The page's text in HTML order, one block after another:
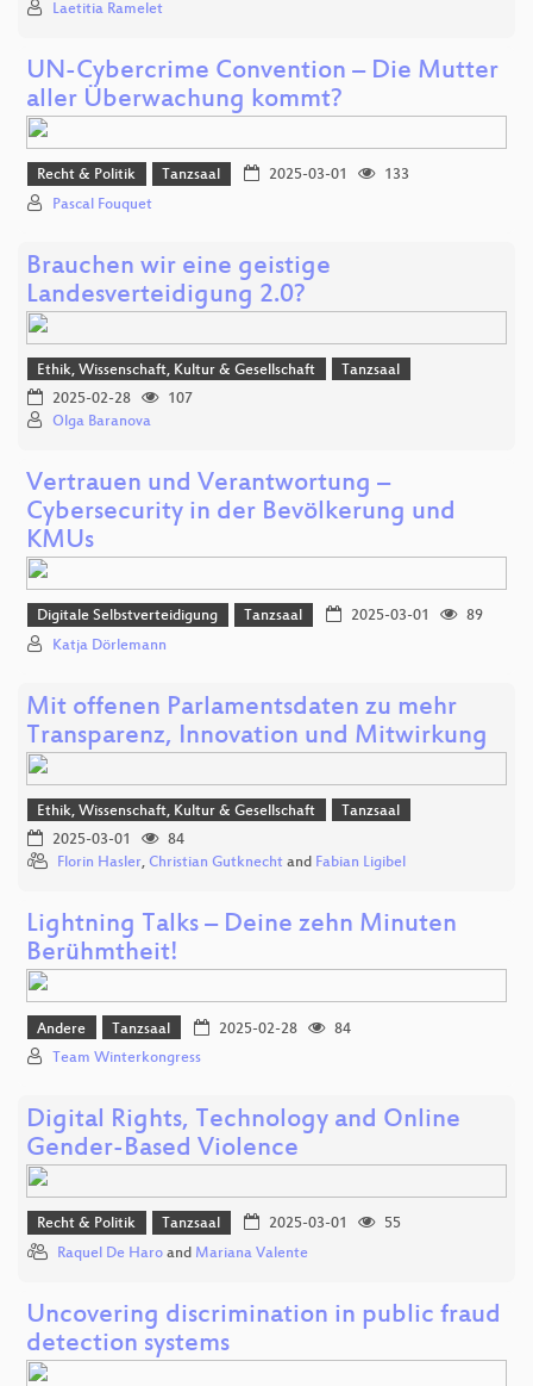
Laetitia Ramelet
UN-Cybercrime Convention – Die Mutter
aller Überwachung kommt?
Recht & Politik Tanzsaal 2025-03-01
133
Pascal Fouquet
Brauchen wir eine geistige
Landesverteidigung 2.0?
Ethik, Wissenschaft, Kultur & Gesellschaft
Tanzsaal
2025-02-28
107
Olga Baranova
Vertrauen und Verantwortung –
Cybersecurity in der Bevölkerung und
KMUs
Digitale Selbstverteidigung Tanzsaal 2025-03-01
89
Katja Dörlemann
Mit offenen Parlamentsdaten zu mehr
Transparenz, Innovation und Mitwirkung
Ethik, Wissenschaft, Kultur & Gesellschaft
Tanzsaal
2025-03-01
84
Florin Hasler, Christian Gutknecht and Fabian Ligibel
Lightning Talks – Deine zehn Minuten
Berühmtheit!
Andere Tanzsaal 2025-02-28
84
Team Winterkongress
Digital Rights, Technology and Online
Gender-Based Violence
Recht & Politik Tanzsaal 2025-03-01
55
Raquel De Haro and Mariana Valente
Uncovering discrimination in public fraud
detection systems